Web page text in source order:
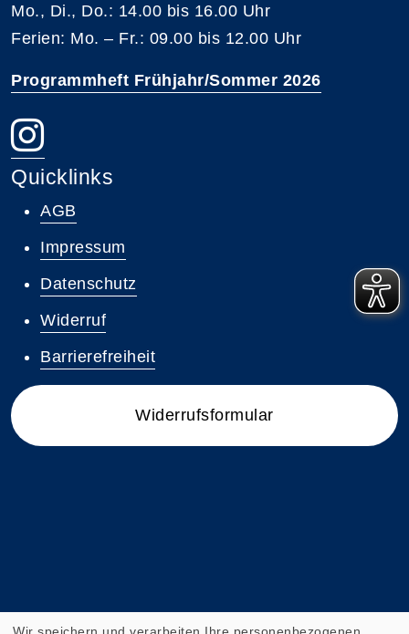
Mo., Di., Do.: 14.00 bis 16.00 Uhr
Ferien: Mo. – Fr.: 09.00 bis 12.00 Uhr
Programmheft Frühjahr/Sommer 2026
Quicklinks
AGB
Impressum
Datenschutz
Widerruf
Barrierefreiheit
Widerrufsformular